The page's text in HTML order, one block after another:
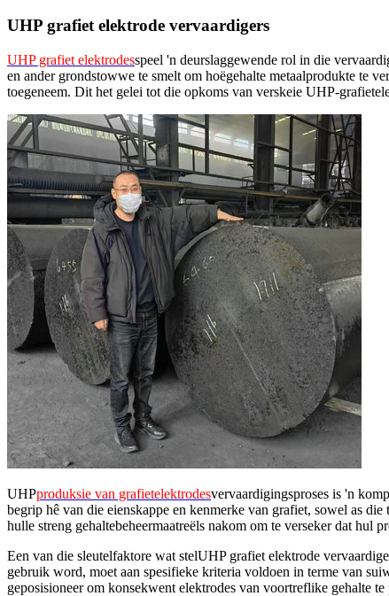
UHP grafiet elektrode vervaardigers
UHP grafiet elektrodesspeel 'n deurslaggewende rol in die
en ander grondstowwe te smelt om hoëgehalte metaalprodukte te
toegeneem. Dit het gelei tot die opkoms van verskeie UHP-
UHPproduksie van grafietelektrodesvervaardigingsproses is 'n
begrip hê van die eienskappe en kenmerke van grafiet, sowel as
hulle streng gehaltebeheermaatreëls nakom om te verseker dat hul
Een van die sleutelfaktore wat stelUHP grafiet elektrode
gebruik word, moet aan spesifieke kriteria voldoen in terme van
geposisioneer om konsekwent elektrodes van voortreflike gehalte te